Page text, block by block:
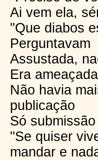
Ai vem ela,
''Que diabos
Perguntavam
Assustada,
Era ameaçada
Não havia
publicação
Só submissão
''Se quiser
mandar e